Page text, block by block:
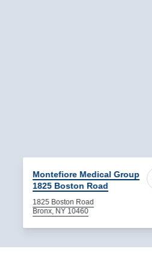
Montefiore Medical Group
1825 Boston Road
1825 Boston Road